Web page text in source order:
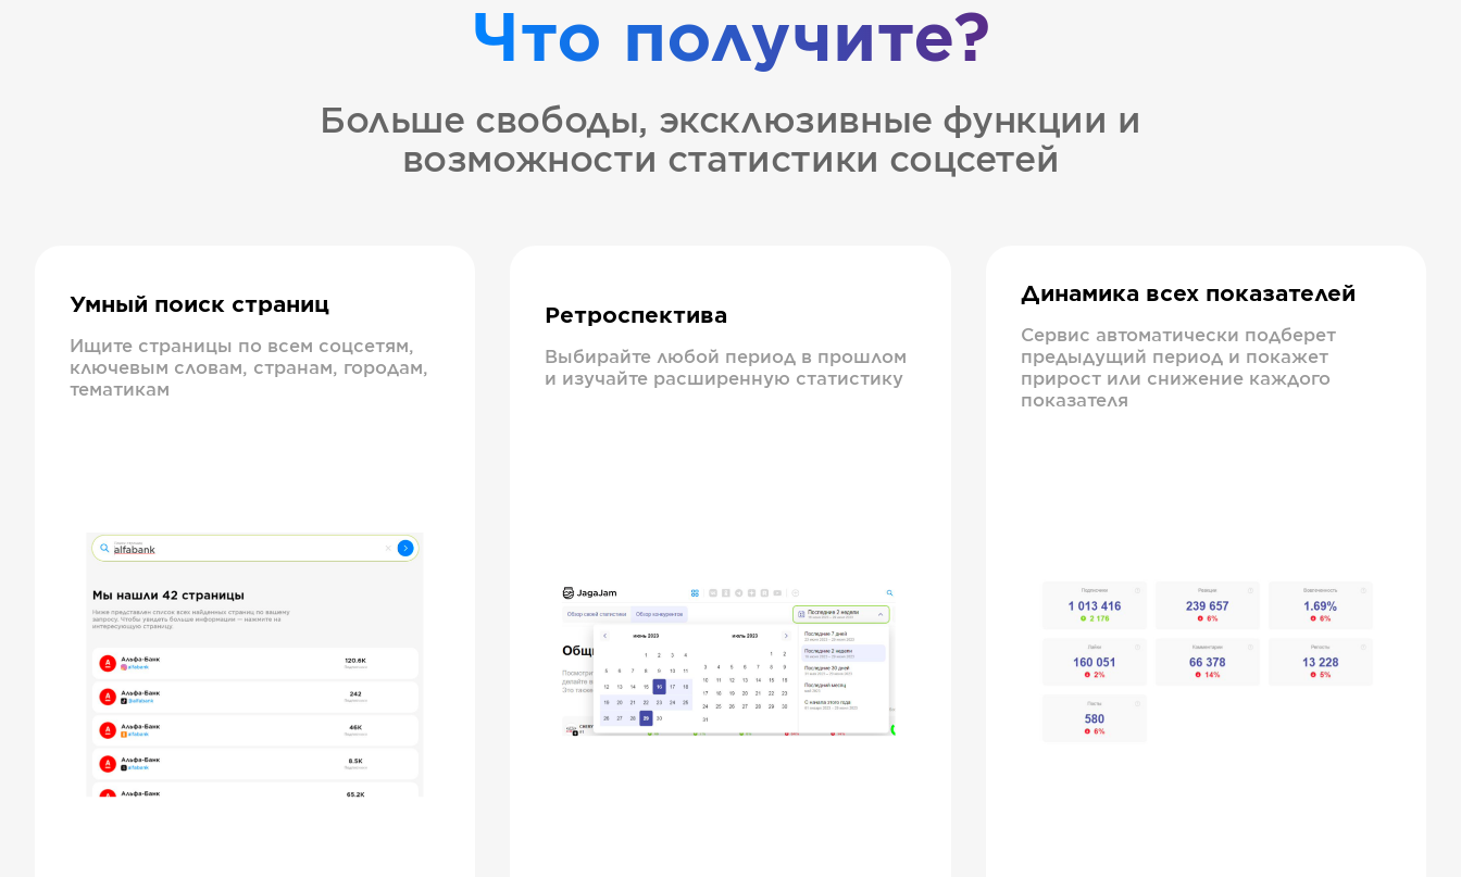
Что получите?
Больше свободы, эксклюзивные функции и
возможности статистики соцсетей
Умный поиск страниц
Ищите страницы по всем соцсетям,
ключевым словам, странам, городам,
тематикам
Ретроспектива
Выбирайте любой период в прошлом
и изучайте расширенную статистику
Динамика всех показателей
Сервис автоматически подберет
предыдущий период и покажет
прирост или снижение каждого
показателя